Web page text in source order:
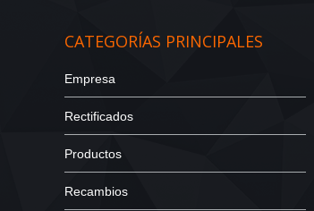
CATEGORÍAS PRINCIPALES
Empresa
Rectificados
Productos
Recambios